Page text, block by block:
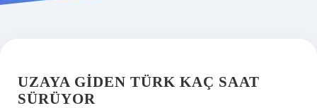
Hakkımızda
UZAYA GIDEN TÜRK KAÇ SAAT
SÜRÜYOR